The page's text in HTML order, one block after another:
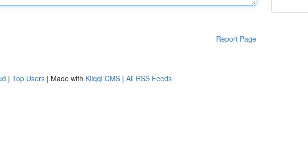
Report Page
| Top Users | Made with Kliqqi CMS | All RSS Feeds